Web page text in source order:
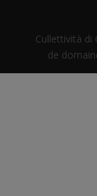
Cullettività di
de